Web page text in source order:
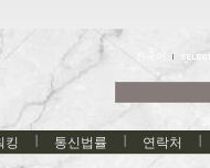
킹 통신법률 연락처